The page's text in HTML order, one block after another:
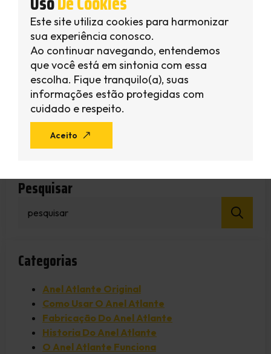
Outubro 3, 2013
Edom Ferreira
A história do anel atlante começa no ano de 1860 e foi descoberto
pelo egiptólogo Marques de Angrain A história do anel atlante
começou no Egito há mais de dez mil…
Continuar Lendo
Pesquisar
Categorias
Anel Atlante Original
Como Usar O Anel Atlante
Fabricação Do Anel Atlante
Historia Do Anel Atlante
O Anel Atlante Funciona
Este site utiliza cookies para harmonizar
sua experiência conosco.
Ao continuar navegando, entendemos
que você está em sintonia com essa
escolha. Fique tranquilo(a), suas
informações estão protegidas com
cuidado e respeito.
Aceito